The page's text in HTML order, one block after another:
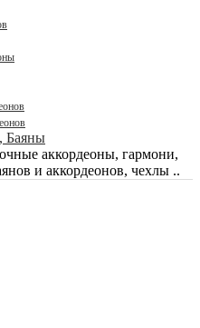
Баяны
аккордеоны, гармони,
и аккордеонов, чехлы ..